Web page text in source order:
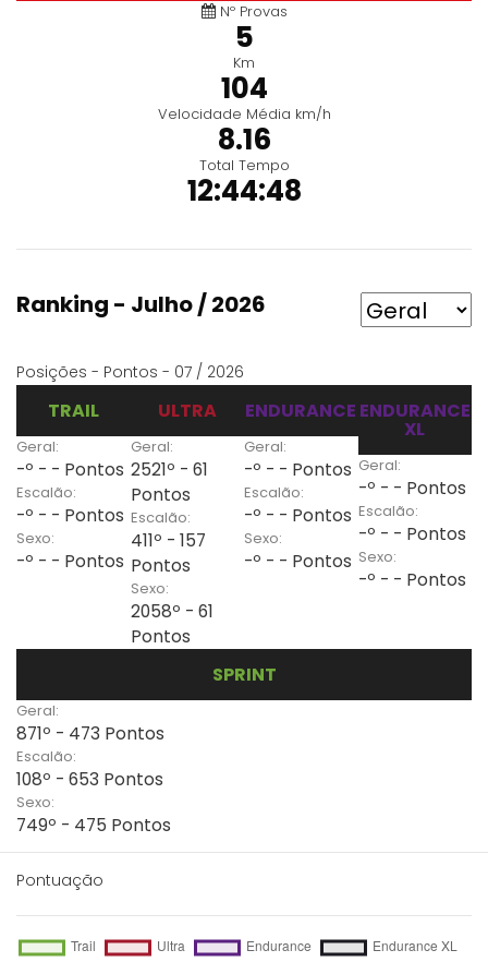
Nº Provas
5
Km
104
Velocidade Média km/h
8.16
Total Tempo
12:44:48
Ranking - Julho / 2026
Posições - Pontos - 07 / 2026
TRAIL
Geral:
-º - - Pontos
Escalão:
-º - - Pontos
Sexo:
-º - - Pontos
ULTRA
Geral:
2521º - 61
Pontos
Escalão:
411º - 157
Pontos
Sexo:
2058º - 61
Pontos
ENDURANCE
Geral:
-º - - Pontos
Escalão:
-º - - Pontos
Sexo:
-º - - Pontos
ENDURANCE
XL
Geral:
-º - - Pontos
Escalão:
-º - - Pontos
Sexo:
-º - - Pontos
SPRINT
Geral:
871º - 473 Pontos
Escalão:
108º - 653 Pontos
Sexo:
749º - 475 Pontos
Pontuação